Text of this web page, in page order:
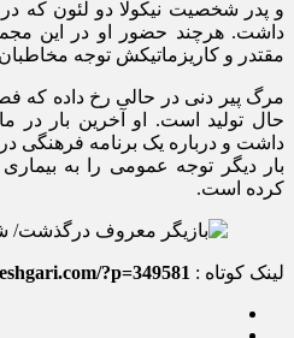
و پدر شخصیت نیکولا دو لئون که
داشت. هرچند حضور او در این
مقتدر و کاریزماتیکش توجه
مرگ پیر دنی در حالی رخ داده که
حال تولید است. او آخرین بار در
داشت و درباره یک برنامه فرهنگی
کرده است.
لینک کوتاه : ?p=349581